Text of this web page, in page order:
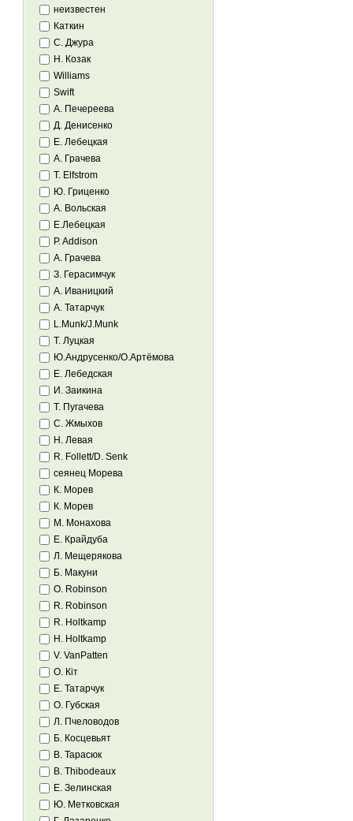
неизвестен
Каткин
С. Джура
Н. Козак
Williams
Swift
А. Печереева
Д. Денисенко
Е. Лебецкая
А. Грачева
T. Elfstrom
Ю. Гриценко
А. Вольская
Е.Лебецкая
P. Addison
А. Грачева
З. Герасимчук
А. Иваницкий
А. Татарчук
L.Munk/J.Munk
Т. Луцкая
Ю.Андрусенко/О.Артёмова
Е. Лебедская
И. Заикина
Т. Пугачева
С. Жмыхов
Н. Левая
R. Follett/D. Senk
сеянец Морева
К. Морев
К. Морев
М. Монахова
Е. Крайдуба
Л. Мещерякова
Б. Макуни
O. Robinson
R. Robinson
R. Holtkamp
H. Holtkamp
V. VanPatten
О. Кіт
Е. Татарчук
О. Губская
Л. Пчеловодов
Б. Косцевьят
В. Тарасюк
B. Thibodeaux
Е. Зелинская
Ю. Метковская